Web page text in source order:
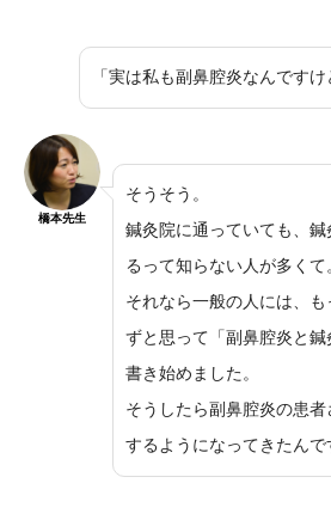
「実は私も副鼻腔炎なんですけ
橋本先生
そうそう。
鍼灸院に通っていても、
るって知らない人が多くて
それなら一般の人には、
ずと思って「副鼻腔炎と
書き始めました。
そうしたら副鼻腔炎の患
するようになってきたんで